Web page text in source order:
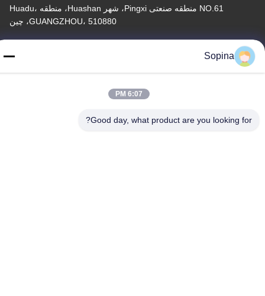
NO.61 منطقه صنعتی Pingxi، شهر Huashan، منطقه Huadu،
GUANGZHOU، 510880، چین
تلفن
Sopina
6:07 PM
Good day, what product are you looking for?